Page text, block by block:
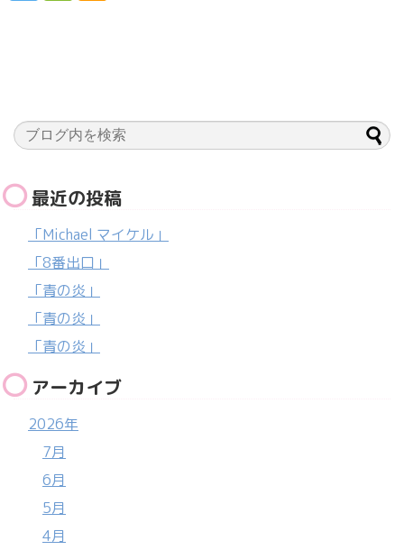
最近の投稿
「Michael マイケル」
「8番出口」
「青の炎」
「青の炎」
「青の炎」
アーカイブ
2026年
7月
6月
5月
4月